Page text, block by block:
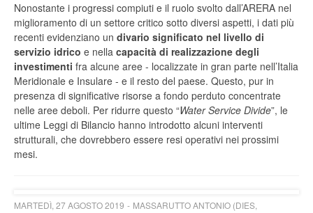
Nonostante i progressi compiuti e il ruolo svolto dall’ARERA nel
miglioramento di un settore critico sotto diversi aspetti, i dati più
recenti evidenziano un divario significato nel livello di
servizio idrico e nella capacità di realizzazione degli
investimenti fra alcune aree - localizzate in gran parte nell’Italia
Meridionale e Insulare - e il resto del paese. Questo, pur in
presenza di significative risorse a fondo perduto concentrate
nelle aree deboli. Per ridurre questo “Water Service Divide”, le
ultime Leggi di Bilancio hanno introdotto alcuni interventi
strutturali, che dovrebbero essere resi operativi nei prossimi
mesi.
MARTEDÌ, 27 AGOSTO 2019
MASSARUTTO ANTONIO (DIES,